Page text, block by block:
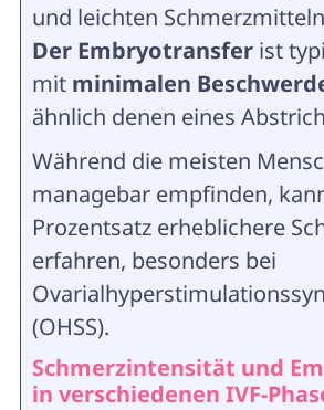
und leichten
Der Embryotransferist
mit minimalen
ähnlich denen eines
Während die meisten
managebar empfinden,
Prozentsatz erheblichere
erfahren, besonders bei
(OHSS).
Schmerzintensität und
in verschiedenen IVF-